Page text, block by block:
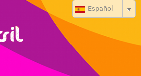
Jump to navigation Español